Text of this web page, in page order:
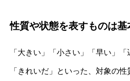
性質や状態を表すものは基
「大きい」「小さい」「早い」「
「きれいだ」といった、対象の